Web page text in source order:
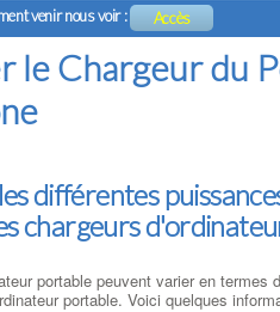
venir nous voir : Accès
le Chargeur du
différentes
chargeurs
portable peuvent varier en
portable. Voici quelques